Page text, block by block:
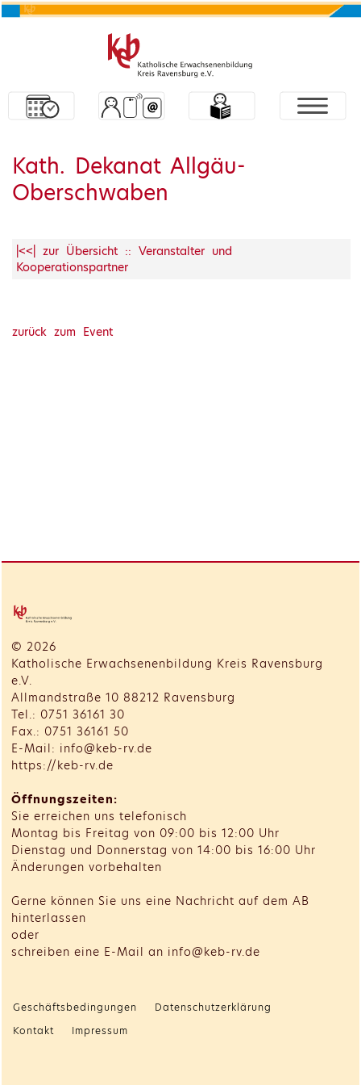
Kath. Dekanat Allgäu-
Oberschwaben
|<<| zur Übersicht :: Veranstalter und
Kooperationspartner
zurück zum Event
© 2026
Katholische Erwachsenenbildung Kreis Ravensburg
e.V.
Allmandstraße 10 88212 Ravensburg
Tel.: 0751 36161 30
Fax.: 0751 36161 50
E-Mail: info@keb-rv.de
https://keb-rv.de
Öffnungszeiten:
Sie erreichen uns telefonisch
Montag bis Freitag von 09:00 bis 12:00 Uhr
Dienstag und Donnerstag von 14:00 bis 16:00 Uhr
Änderungen vorbehalten
Gerne können Sie uns eine Nachricht auf dem AB
hinterlassen
oder
schreiben eine E-Mail an info@keb-rv.de
Geschäftsbedingungen
Datenschutzerklärung
Kontakt
Impressum